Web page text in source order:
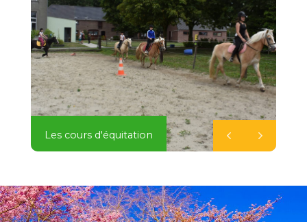
Les cours d'équitation